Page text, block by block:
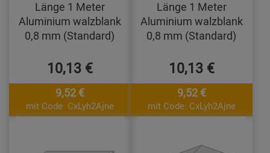
Länge 1 Meter
Aluminium walzblank
0,8 mm (Standard)
10,13 €
9,52 €
mit Code: CxLyh2Ajne
Länge 1 Meter
Aluminium walzblank
0,8 mm (Standard)
10,13 €
9,52 €
mit Code: CxLyh2Ajne